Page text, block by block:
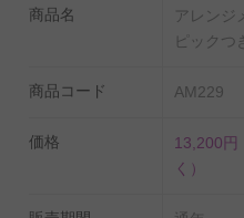
カンヌ映画祭のパー
「McQueens」での勤務と
ンドの装花担当などの経
唸らせる「大胆なデザイン
商品名
アレン
ピックつ
商品コード AM229
価格 13,200円
く）